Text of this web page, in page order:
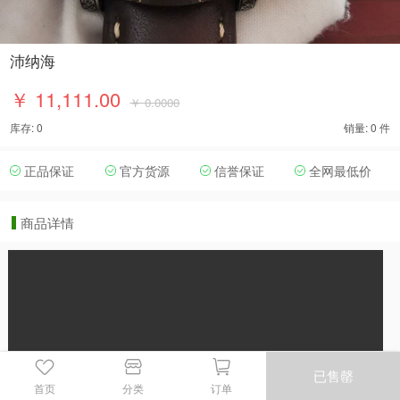
沛纳海
￥ 11,111.00 ￥ 0.0000
库存: 0 销量: 0 件
正品保证 官方货源 信誉保证 全网最低价
商品详情
首页 分类 订单
已售罄